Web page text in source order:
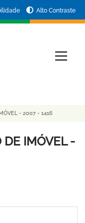
Alto Contraste
- 2007 - 1416
DE IMÓVEL -